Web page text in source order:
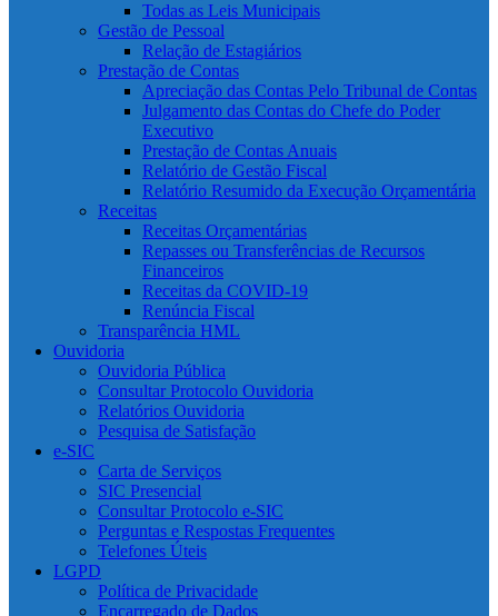
Todas as Leis Municipais
Gestão de Pessoal
Relação de Estagiários
Prestação de Contas
Apreciação das Contas Pelo Tribunal de Contas
Julgamento das Contas do Chefe do Poder
Executivo
Prestação de Contas Anuais
Relatório de Gestão Fiscal
Relatório Resumido da Execução Orçamentária
Receitas
Receitas Orçamentárias
Repasses ou Transferências de Recursos
Financeiros
Receitas da COVID-19
Renúncia Fiscal
Transparência HML
Ouvidoria
Ouvidoria Pública
Consultar Protocolo Ouvidoria
Relatórios Ouvidoria
Pesquisa de Satisfação
e-SIC
Carta de Serviços
SIC Presencial
Consultar Protocolo e-SIC
Perguntas e Respostas Frequentes
Telefones Úteis
LGPD
Política de Privacidade
Encarregado de Dados